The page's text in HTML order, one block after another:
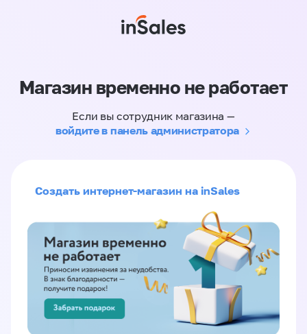
Магазин временно не работает
Если вы сотрудник магазина —
войдите в панель администратора
Создать интернет-магазин на inSales